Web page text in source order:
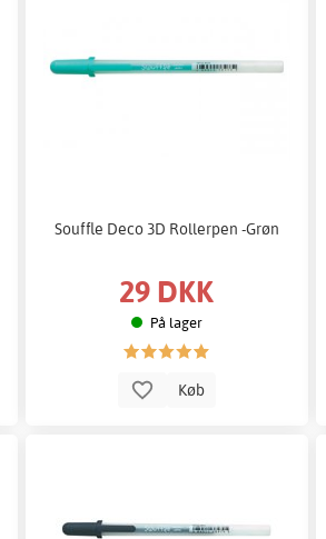
Souffle Deco 3D Rollerpen -Grøn
29 DKK
På lager
Køb